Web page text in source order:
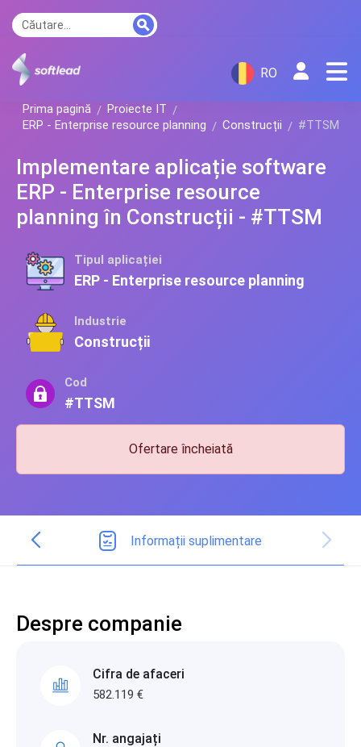
RO
Prima pagină
Proiecte IT
ERP - Enterprise resource planning
Construcții #TTSM
Implementare aplicație software
ERP - Enterprise resource
planning în Construcții - #TTSM
Tipul aplicației
ERP - Enterprise resource planning
Industrie
Construcții
Cod
#TTSM
Ofertare încheiată
Informații suplimentare
Despre companie
Cifra de afaceri
582.119 €
Nr. angajați